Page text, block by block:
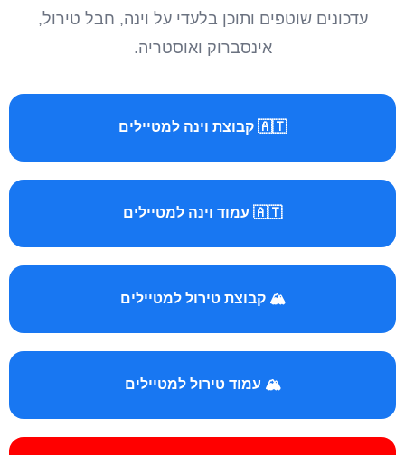
עדכונים שוטפים ותוכן בלעדי על וינה, חבל טירול,
אינסברוק ואוסטריה.
🇦🇹 קבוצת וינה למטיילים
🇦🇹 עמוד וינה למטיילים
🏔️ קבוצת טירול למטיילים
🏔️ עמוד טירול למטיילים